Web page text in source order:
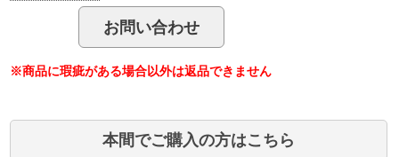
※商品に瑕疵がある場合以外は返品できません
本間でご購入の方はこちら